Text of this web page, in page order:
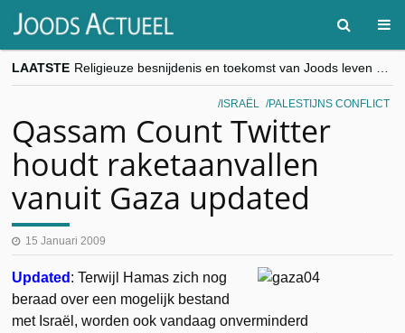
LAATSTE
“Besnijdenisdebat toont hoe moeilijk seculiere Westen minderheden begrijpt”, Jinnih Beels (Vooruit)
CITYTRIP | ROEMENIË – Boekarest: de verrassing van Oost-Europa
ISRAËL PALESTIJNS CONFLICT
Qassam Count Twitter
houdt raketaanvallen
vanuit Gaza updated
15 Januari 2009
Updated : Terwijl Hamas zich nog
beraad over een mogelijk bestand
met Israël, worden ook vandaag onverminderd